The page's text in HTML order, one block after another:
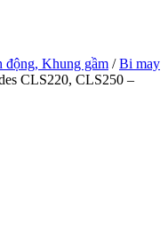
động, Khung gầm /Bi may
CLS220, CLS250 –